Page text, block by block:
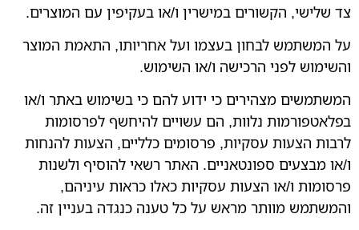
צד שלישי, הקשורים במישרין ו/או בעקיפין עם המוצרים.
על המשתמש לבחון בעצמו ועל אחריותו, התאמת המוצר
והשימוש לפני הרכישה ו/או השימוש.
המשתמשים מצהירים כי ידוע להם כי בשימוש באתר ו/או
בפלאטפורמות נלוות, הם עשויים להיחשף לפרסומות
לרבות הצעות עסקיות, פרסומים כלליים, הצעות להנחות
ו/או מבצעים ספונטאניים. האתר רשאי להוסיף ולשנות
פרסומות ו/או הצעות עסקיות כאלו כראות עיניהם,
והמשתמש מוותר מראש על כל טענה כנגדה בעניין זה.